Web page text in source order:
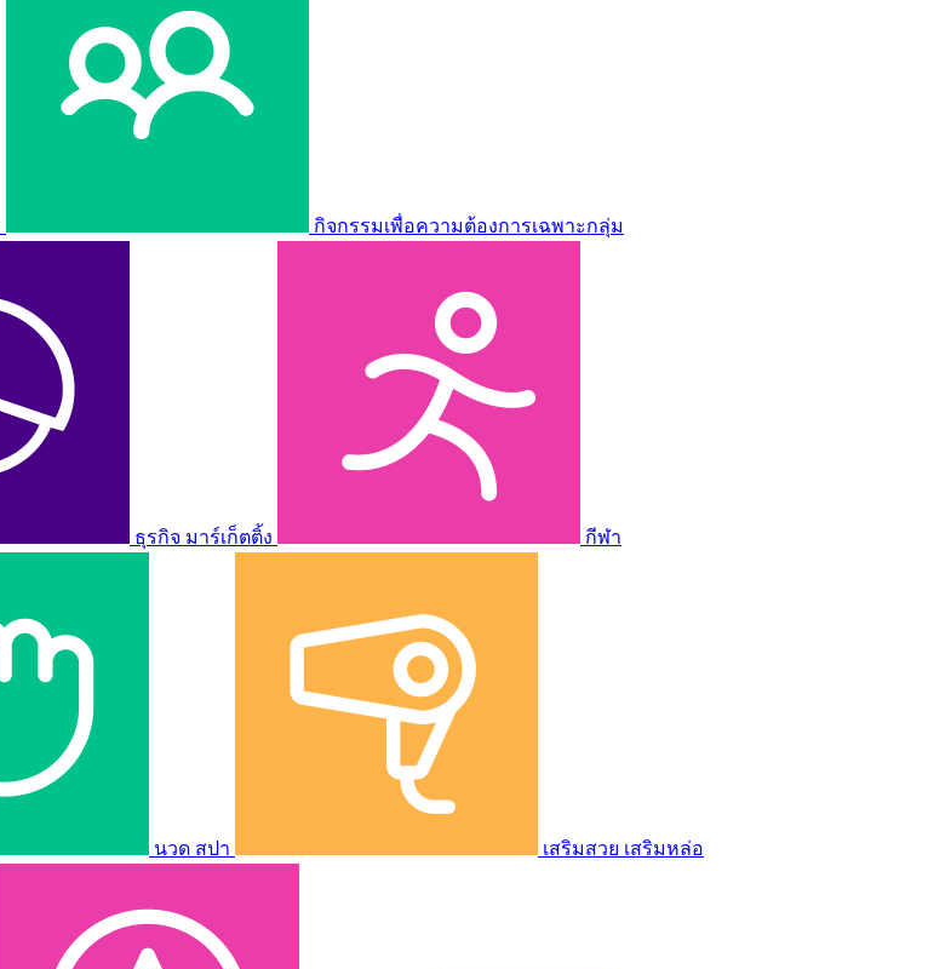
กิจกรรมเพื่อความต้องการเฉพาะกลุ่ม
ธุรกิจ มาร์เก็ตติ้ง กีฬา
นวด สปา เสริมสวย เสริมหล่อ